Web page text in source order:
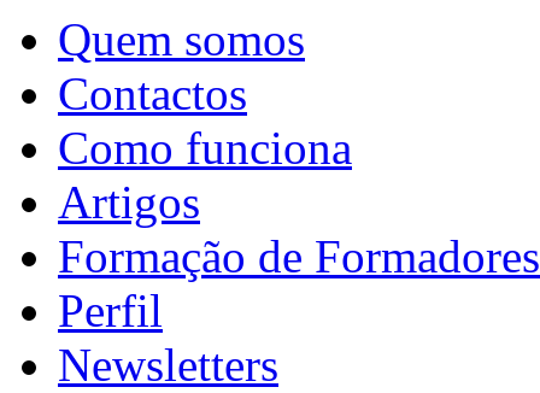
Quem somos
Contactos
Como funciona
Artigos
Formação de Formadores
Perfil
Newsletters